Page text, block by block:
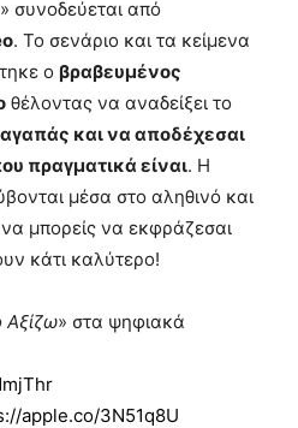
» συνοδεύεται από
. Το σενάριο και τα κείμενα
ο βραβευμένος
θέλοντας να αναδείξει το
και να αποδέχεσαι
πραγματικά είναι. Η
μέσα στο αληθινό και
μπορείς να εκφράζεσαι
κάτι καλύτερο!
Αξίζω» στα ψηφιακά
apple.co/3N51q8U